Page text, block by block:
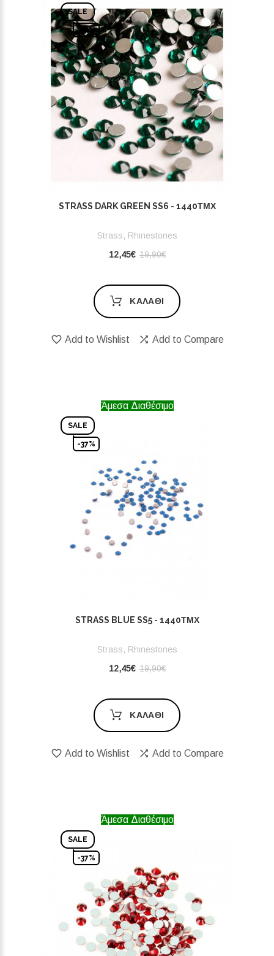
SALE
-37%
STRASS DARK GREEN SS6 - 1440ΤΜΧ
Strass, Rhinestones
12,45€ 19,90€
ΚΑΛΆΘΙ
Add to Wishlist Add to Compare
SALE
-37%
Άμεσα Διαθέσιμο
STRASS BLUE SS5 - 1440ΤΜΧ
Strass, Rhinestones
12,45€ 19,90€
ΚΑΛΆΘΙ
Add to Wishlist Add to Compare
SALE
-37%
Άμεσα Διαθέσιμο